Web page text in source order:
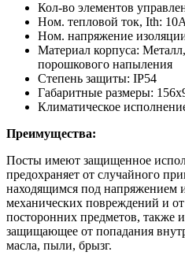
Кол-во элементов
Ном. тепловой ток, Ith:
Ном. напряжение
Материал корпуса:
порошкового напыления
Степень защиты: IP54
Габаритные размеры:
Климатическое
Преимущества:
Посты имеют защищенное
предохраняет от случайного
находящимся под напряжением
механических повреждений и
посторонних предметов, также
защищающее от попадания
масла, пыли, брызг.